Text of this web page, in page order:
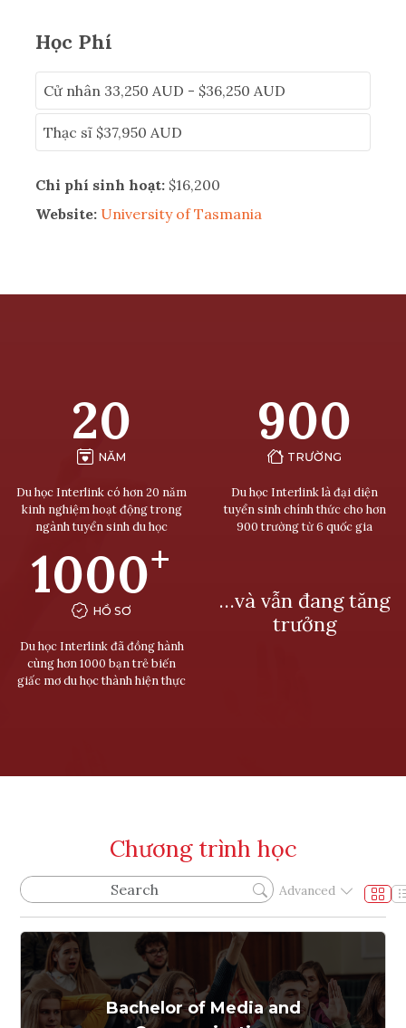
Học Phí
Cử nhân 33,250 AUD - $36,250 AUD
Thạc sĩ $37,950 AUD
Chi phí sinh hoạt: $16,200
Website: University of Tasmania
20
NĂM
Du học Interlink có hơn 20 năm
kinh nghiệm hoạt động trong
ngành tuyển sinh du học
900
TRƯỜNG
Du học Interlink là đại diện
tuyển sinh chính thức cho hơn
900 trường từ 6 quốc gia
1000+
HỒ SƠ
Du học Interlink đã đồng hành
cùng hơn 1000 bạn trẻ biến
giấc mơ du học thành hiện thực
…và vẫn đang tăng
trưởng
Chương trình học
Advanced
Bachelor of Media and